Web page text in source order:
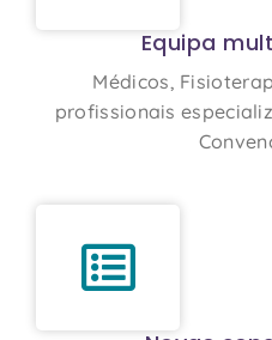
Equipa
Médicos,
profissionais